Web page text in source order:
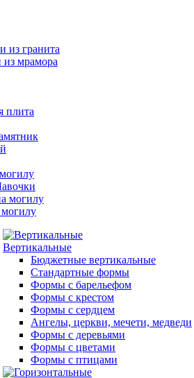
из гранита
мрамора
плита
могилу
Вертикальные
Бюджетные вертикальные
Стандартные формы
Формы с барельефом
Формы с крестом
Формы с сердцем
Ангелы, церкви, мечети, медведи
Формы с деревьями
Формы с цветами
Формы с птицами